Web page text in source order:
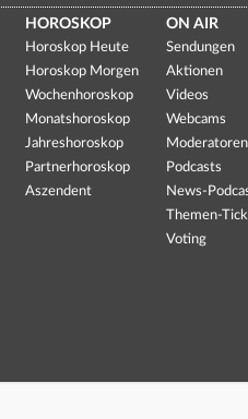
HOROSKOP
Horoskop Heute
Horoskop Morgen
Wochenhoroskop
Monatshoroskop
Jahreshoroskop
Partnerhoroskop
Aszendent
ON AIR
Sendungen
Aktionen
Videos
Webcams
Moderatoren
Podcasts
News-
Themen-
Voting